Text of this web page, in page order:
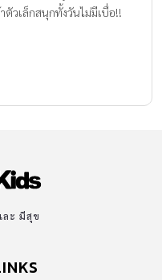
ตัวเล็กสนุกทั้งวันไม่มีเบื่อ!!
ละ มีสุข